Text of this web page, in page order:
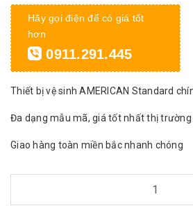
Hãy gọi điện để có giá tốt
hơn
0911.291.445
Thiết bị vệ sinh AMERICAN Standard
Đa dạng mẫu mã, giá tốt nhất thị trường
Giao hàng toàn miền bắc nhanh chóng